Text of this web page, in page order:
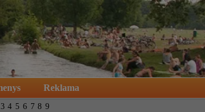
Reklama
3 4 5 6 7 8 9